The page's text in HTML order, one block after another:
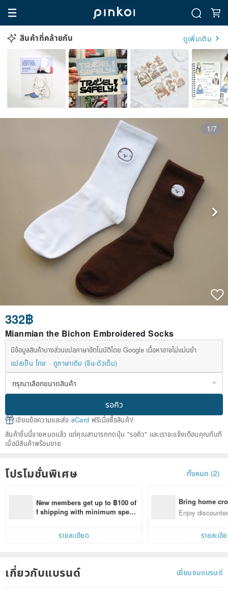
สินค้าที่คล้ายกัน ดูเพิ่มเติม
1/7
332฿
Mianmian the Bichon Embroidered Socks
มีข้อมูลสินค้าบางส่วนแปลภาษาอัตโนมัติโดย Google เนื้อหาอาจไม่แม่นยำ
แปลเป็น ไทย
ดูภาษาเดิม (จีน-ตัวเต็ม)
รอคิว
เขียนข้อความและส่ง eCard ฟรีเมื่อซื้อสินค้า!
สินค้าชิ้นนี้ขายหมดแล้ว แต่คุณสามารถกดปุ่ม "รอคิว" และเราจะแจ้งเตือนคุณทันที
เมื่อมีสินค้าพร้อมขาย
โปรโมชั่นพิเศษ ทั้งหมด (2)
New members get up to ฿100 of
f shipping with minimum spen
within 7 days!
รายละเอียด
Bring home
n with ease
Enjoy
รายละเอี
เกี่ยวกับแบรนด์ เยี่ยมชมแบรนด์